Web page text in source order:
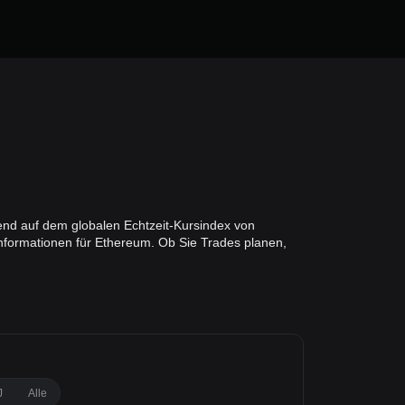
auf dem globalen Echtzeit-Kursindex von
für Ethereum. Ob Sie Trades planen,
Alle